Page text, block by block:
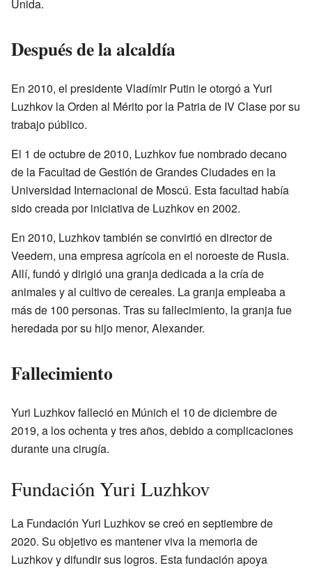
Unida.
Después de la alcaldía
En 2010, el presidente Vladímir Putin le otorgó a Yuri
Luzhkov la Orden al Mérito por la Patria de IV Clase por su
trabajo público.
El 1 de octubre de 2010, Luzhkov fue nombrado decano
de la Facultad de Gestión de Grandes Ciudades en la
Universidad Internacional de Moscú. Esta facultad había
sido creada por iniciativa de Luzhkov en 2002.
En 2010, Luzhkov también se convirtió en director de
Veedern, una empresa agrícola en el noroeste de Rusia.
Allí, fundó y dirigió una granja dedicada a la cría de
animales y al cultivo de cereales. La granja empleaba a
más de 100 personas. Tras su fallecimiento, la granja fue
heredada por su hijo menor, Alexander.
Fallecimiento
Yuri Luzhkov falleció en Múnich el 10 de diciembre de
2019, a los ochenta y tres años, debido a complicaciones
durante una cirugía.
Fundación Yuri Luzhkov
La Fundación Yuri Luzhkov se creó en septiembre de
2020. Su objetivo es mantener viva la memoria de
Luzhkov y difundir sus logros. Esta fundación apoya